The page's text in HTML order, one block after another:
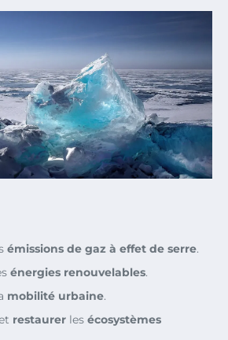
émissions de gaz à effet de serre.
énergies renouvelables.
mobilité urbaine.
restaurer les écosystèmes